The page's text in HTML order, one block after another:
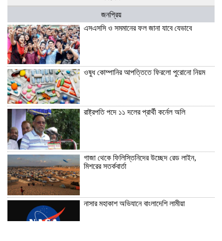
জনপ্রিয়
এসএসসি ও সমমানের ফল জানা যাবে যেভাবে
ওষুধ কোম্পানির আপত্তিতে ফিরলো পুরোনো নিয়ম
রাষ্ট্রপতি পদে ১১ দলের প্রার্থী কর্নেল অলি
গাজা থেকে ফিলিস্তিনিদের উচ্ছেদ রেড লাইন,
মিশরের সতর্কবার্তা
নাসার মহাকাশ অভিযানে বাংলাদেশি লামীয়া